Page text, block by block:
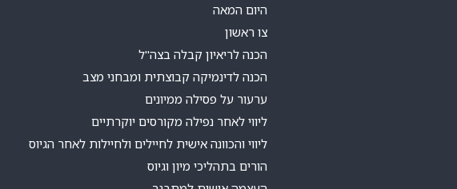
היום המאה
צו ראשון
הכנה לריאיון קבלה בצה"ל
הכנה לדינמיקה קבוצתית ומבחני מצב
ערעור על פסילה ממיונים
ליווי לאחר נפילה מקורסים יוקרתיים
ליווי והכוונה אישית לחיילים ולחיילות לאחר הגיוס
הורים בתהליכי מיון וגיוס